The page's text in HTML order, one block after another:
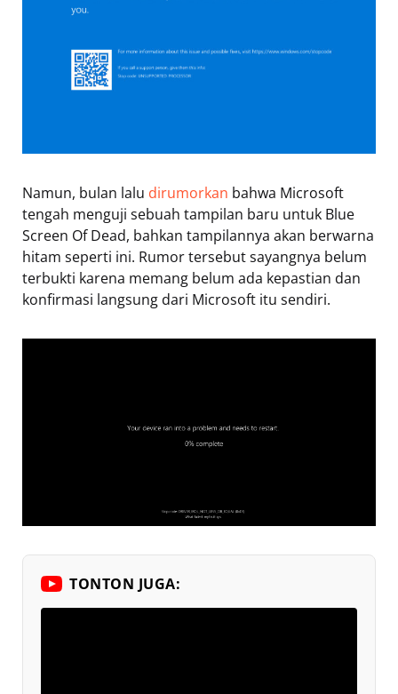
Namun, bulan lalu dirumorkan bahwa Microsoft
tengah menguji sebuah tampilan baru untuk Blue
Screen Of Dead, bahkan tampilannya akan berwarna
hitam seperti ini. Rumor tersebut sayangnya belum
terbukti karena memang belum ada kepastian dan
konfirmasi langsung dari Microsoft itu sendiri.
TONTON JUGA: